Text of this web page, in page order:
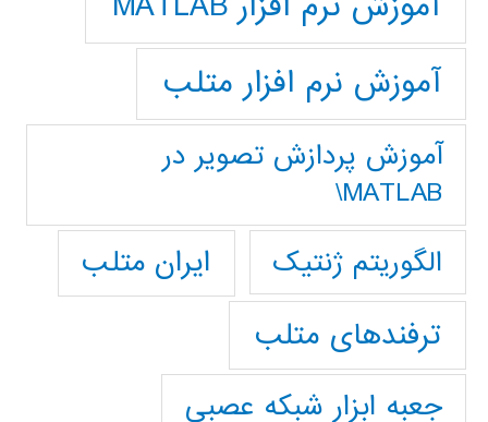
آموزش نرم افزار متلب
آموزش پردازش تصوير در
MATLAB\
الگوریتم ژنتیک
ایران متلب
ترفندهای متلب
جعبه ابزار شبکه عصبی